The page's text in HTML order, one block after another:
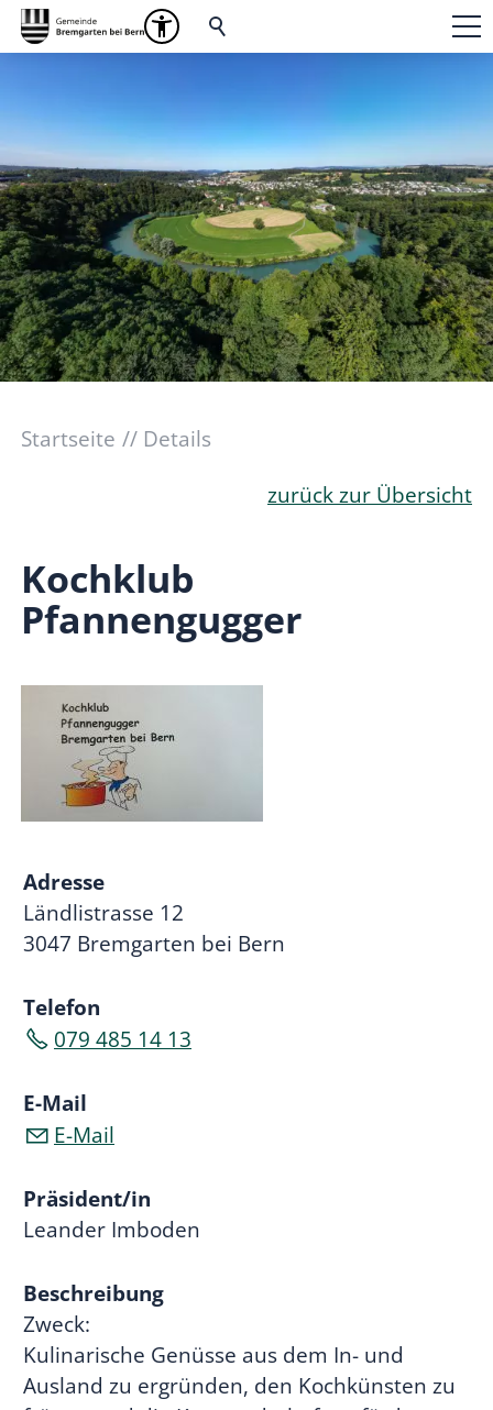
Startseite
Details
zurück zur Übersicht
Kochklub
Pfannengugger
Adresse
Ländlistrasse 12
3047 Bremgarten bei Bern
Telefon
079 485 14 13
E-Mail
E-Mail
Präsident/in
Leander Imboden
Beschreibung
Zweck:
Kulinarische Genüsse aus dem In- und
Ausland zu ergründen, den Kochkünsten zu